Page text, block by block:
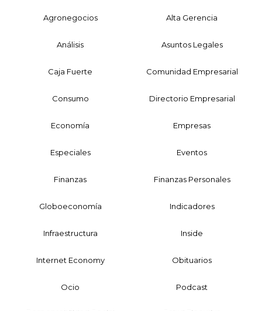
Agronegocios Alta Gerencia
Análisis Asuntos Legales
Caja Fuerte Comunidad Empresarial
Consumo Directorio Empresarial
Economía Empresas
Especiales Eventos
Finanzas Finanzas Personales
Globoeconomía Indicadores
Infraestructura Inside
Internet Economy Obituarios
Ocio Podcast